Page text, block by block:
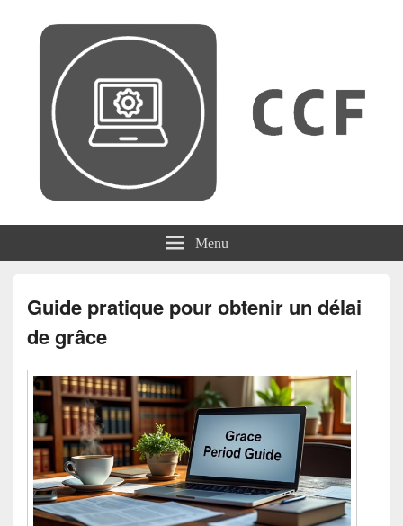
CCF Menu
Guide pratique pour obtenir un délai
de grâce